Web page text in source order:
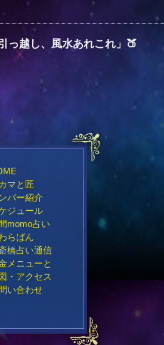
っ越し、風水あれこれ」🍑
マと匠
バー紹介
ジュール
momo占い
らばん
橋占い通信
メニューと
・アクセス
い合わせ